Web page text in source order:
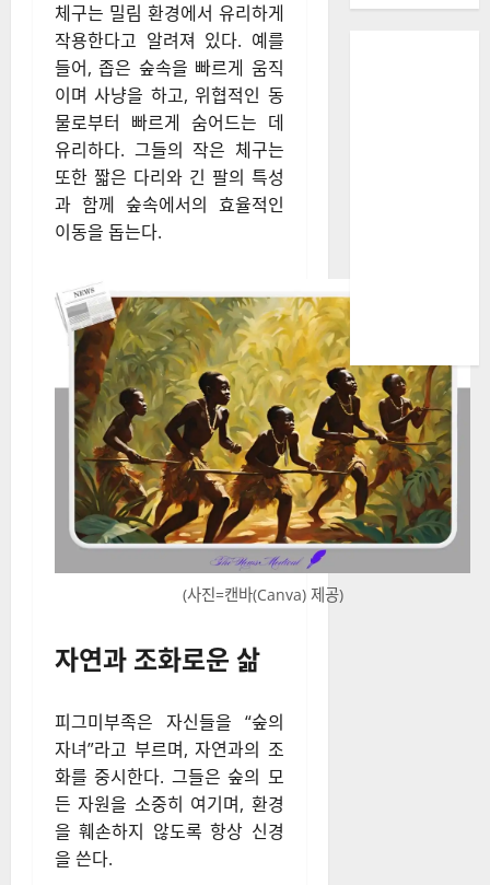
체구는 밀림 환경에서 유리하게
작용한다고 알려져 있다. 예를
들어, 좁은 숲속을 빠르게 움직
이며 사냥을 하고, 위협적인 동
물로부터 빠르게 숨어드는 데
유리하다. 그들의 작은 체구는
또한 짧은 다리와 긴 팔의 특성
과 함께 숲속에서의 효율적인
이동을 돕는다.
(사진=캔바(Canva) 제공)
자연과 조화로운 삶
피그미부족은 자신들을 “숲의
자녀”라고 부르며, 자연과의 조
화를 중시한다. 그들은 숲의 모
든 자원을 소중히 여기며, 환경
을 훼손하지 않도록 항상 신경
을 쓴다.